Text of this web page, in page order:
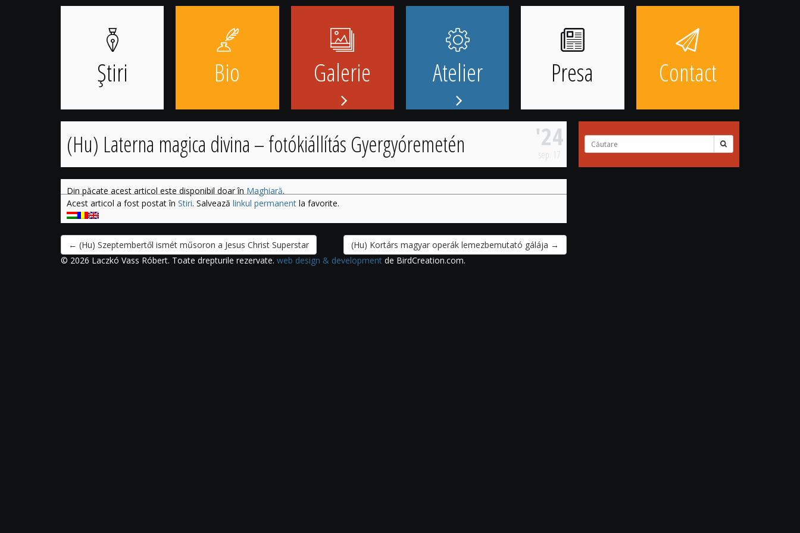
Știri Bio Galerie Atelier Presa Contact
(Hu) Laterna magica divina – fotókiállítás Gyergyóremetén '24
sep. 17
Din păcate acest articol este disponibil doar în Maghiară.
Acest articol a fost postat în Stiri. Salvează linkul permanent la favorite.
← (Hu) Szeptembertől ismét műsoron a Jesus Christ Superstar (Hu) Kortárs magyar operák lemezbemutató gálája →
Cuvinte
căutate:
© 2026 Laczkó Vass Róbert. Toate drepturile rezervate. web design & development de BirdCreation.com.